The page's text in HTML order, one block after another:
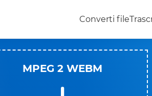
Converti file
MPEG 2 WEBM